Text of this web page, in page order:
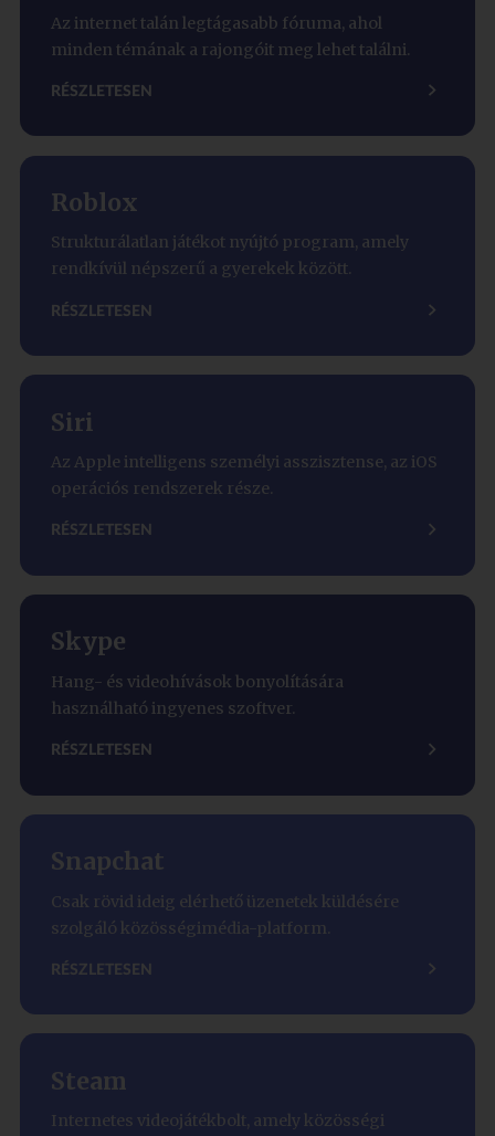
Az internet talán legtágasabb fóruma, ahol
minden témának a rajongóit meg lehet találni.
RÉSZLETESEN
Roblox
Strukturálatlan játékot nyújtó program, amely
rendkívül népszerű a gyerekek között.
RÉSZLETESEN
Siri
Az Apple intelligens személyi asszisztense, az iOS
operációs rendszerek része.
RÉSZLETESEN
Skype
Hang- és videohívások bonyolítására
használható ingyenes szoftver.
RÉSZLETESEN
Snapchat
Csak rövid ideig elérhető üzenetek küldésére
szolgáló közösségimédia-platform.
RÉSZLETESEN
Steam
Internetes videojátékbolt, amely közösségi